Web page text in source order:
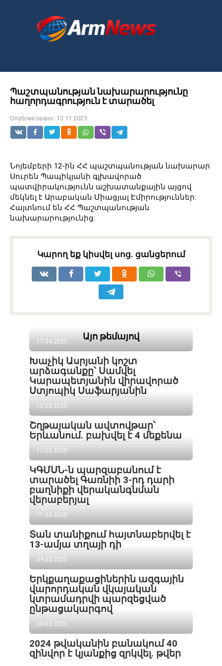
Պաշտպանության նախարարությունը
հաղորդագրություն է տարածել
Опубликовано: 13.11.2023
Նոյեմբերի 12-ին ՀՀ պաշտպանության նախարար
Սուրեն Պապիկյանի գլխավորած
պատվիրակությունն աշխատանքային այցով
մեկնել է Արաբական Միացյալ Էմիրություններ:
Հայտնում են ՀՀ Պաշտպանության
նախարարությունից:
Կարող եք կիսվել սոց․ ցանցերում
Այո թեմայով
17.04.2025
Խաչիկ Ասրյանի կոշտ
արձագանքը՝ Սամվել
Կարապետյանին վիրավորած
Ստյոպիկ Սաֆարյանին
12.03.2025
Շղթայական ավտովթար՝
Երևանում. բախվել է 4 մեքենա
12.03.2025
ԿԳՄՍՆ-ն պարզաբանում է
տարածել Գառնիի 3-րդ դարի
բաղնիքի վերականգնման
վերաբերյալ
11.03.2025
Տան տանիքում հայտնաբերվել է
13-ամյա տղայի դի
09.03.2025
Երկքաղաքացիներին ազգային
վարորդական վկայական
կտրամադրվի պարզեցված
ընթացակարգով
08.03.2025
2024 թվականին բանակում 40
զինվոր է կյանքից զրկվել. թվեր